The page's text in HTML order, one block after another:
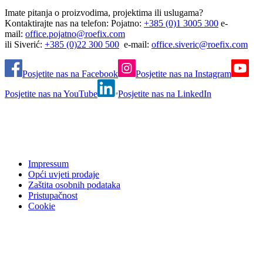
Imate pitanja o proizvodima, projektima ili uslugama?
Kontaktirajte nas na telefon: Pojatno: +385 (0)1 3005 300 e-
mail: office.pojatno@roefix.com
ili Siverić: +385 (0)22 300 500 e-mail: office.siveric@roefix.com
Posjetite nas na Facebook
Posjetite nas na Instagram
Posjetite nas na YouTube
Posjetite nas na LinkedIn
Impressum
Opći uvjeti prodaje
Zaštita osobnih podataka
Pristupačnost
Cookie